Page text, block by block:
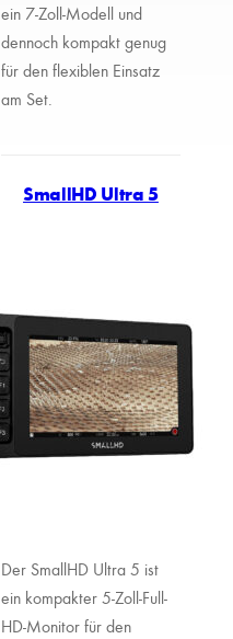
ein 7-Zoll-Modell und
dennoch kompakt genug
für den flexiblen Einsatz
am Set.
SmallHD Ultra 5
Der SmallHD Ultra 5 ist
ein kompakter 5-Zoll-Full-
HD-Monitor für den